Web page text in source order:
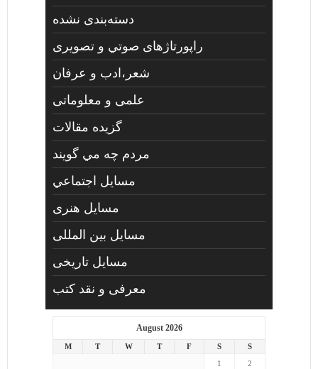
دسته‌بندی نشده
راپورتاژهای صوتي و تصويری
شعر،ادب و عرفان
علمی و معلوماتی
گزیده مقالات
مردم چه مي گويند
مسايل اجتماعي
مسايل هنری
مسایل بین المللی
مسایل تاریخی
معرفی و نقد کتب
August 2026
M T W T F S
S
1
2